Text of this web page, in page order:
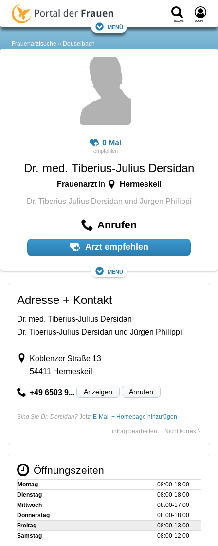
Suche Login
Menü
Frauenarztsuche Deuselbach
0 Mal
Dr. med. Tiberius-Julius Dersidan
Frauenarzt in Hermeskeil
Dr. Tiberius-Julius Dersidan und Jürgen Philippi
Anrufen
Arzt empfehlen
Menü
Adresse + Kontakt
Dr. med. Tiberius-Julius Dersidan
Dr. Tiberius-Julius Dersidan und Jürgen Philippi
Koblenzer Straße 13
54411 Hermeskeil
+49 6503 9... Anzeigen Anrufen
Sind Sie Dr. Dersidan? Jetzt E-Mail + Homepage hinzufügen
Nicht korrekt?
Eintrag bearbeiten
Öffnungszeiten
Montag
08:00‑18:00
Dienstag
08:00‑18:00
Mittwoch
08:00‑17:00
Donnerstag
08:00‑18:00
Freitag
08:00‑13:00
Samstag
08:00‑12:00